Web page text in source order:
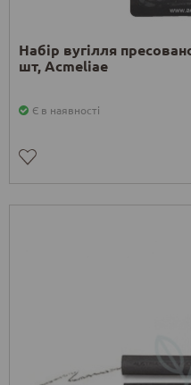
Набір вугілля
шт, Acmeliae
Є в наявності